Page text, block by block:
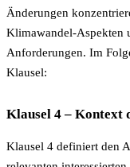
Änderungen
Klimawandel-Aspekten
Anforderungen. Im
Klausel:
Klausel 4 – Kontext
Klausel 4 definiert den